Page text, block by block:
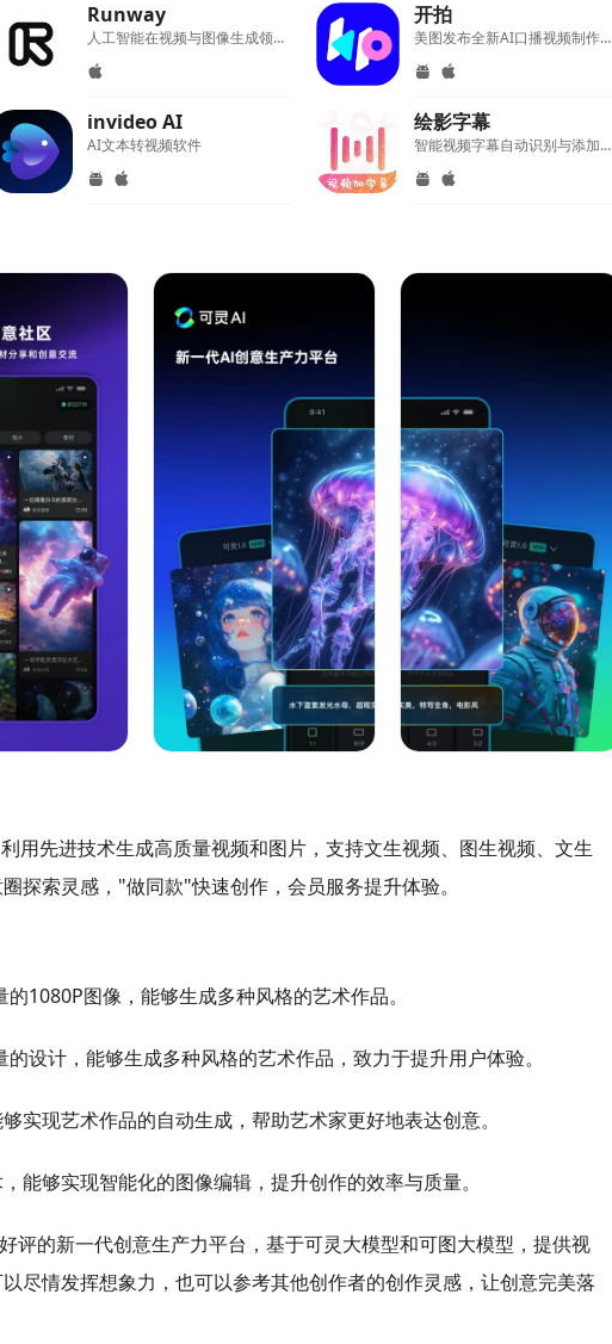
Runway
人工智能在视频与图像生成领域的应用
开拍
美图发布全新AI口播视频制作应用程序
invideo AI
AI文本转视频软件
绘影字幕
智能视频字幕自动识别与添加软件
用先进技术生成高质量视频和图片，支持文生视频、图生视频、文生
探索灵感，"做同款"快速创作，会员服务提升体验。
1080P图像，能够生成多种风格的艺术作品。
设计，能够生成多种风格的艺术作品，致力于提升用户体验。
实现艺术作品的自动生成，帮助艺术家更好地表达创意。
能够实现智能化的图像编辑，提升创作的效率与质量。
评的新一代创意生产力平台，基于可灵大模型和可图大模型，提供视
尽情发挥想象力，也可以参考其他创作者的创作灵感，让创意完美落